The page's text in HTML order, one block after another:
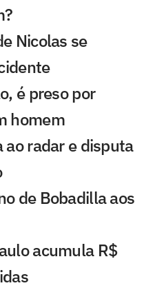
Nicolas se
é preso por
homem
ao radar e disputa
de Bobadilla aos
acumula R$